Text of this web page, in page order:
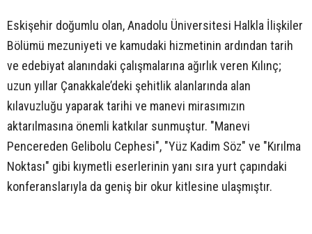
Eskişehir doğumlu olan, Anadolu Üniversitesi Halkla İlişkiler
Bölümü mezuniyeti ve kamudaki hizmetinin ardından tarih
ve edebiyat alanındaki çalışmalarına ağırlık veren Kılınç;
uzun yıllar Çanakkale’deki şehitlik alanlarında alan
kılavuzluğu yaparak tarihi ve manevi mirasımızın
aktarılmasına önemli katkılar sunmuştur. "Manevi
Pencereden Gelibolu Cephesi", "Yüz Kadim Söz" ve "Kırılma
Noktası" gibi kıymetli eserlerinin yanı sıra yurt çapındaki
konferanslarıyla da geniş bir okur kitlesine ulaşmıştır.